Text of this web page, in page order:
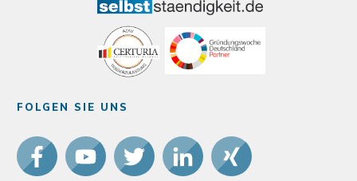
FOLGEN SIE UNS